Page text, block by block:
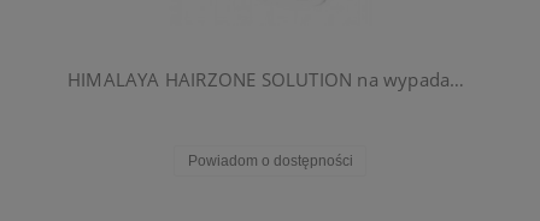
HIMALAYA HAIRZONE SOLUTION na wypadanie włosów
Powiadom o dostępności